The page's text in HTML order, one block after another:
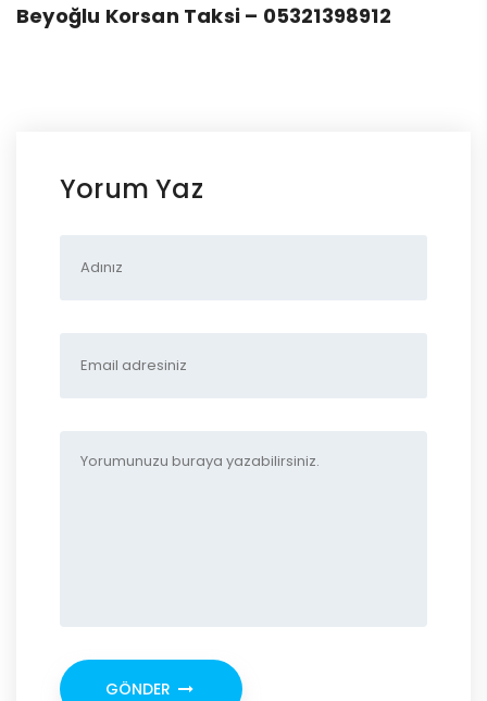
Beyoğlu Korsan Taksi – 05321398912
Yorum Yaz
GÖNDER